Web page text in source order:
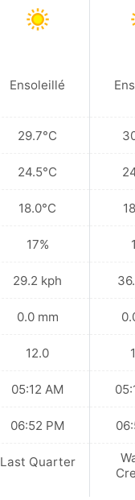
Ensoleillé
29.7°C
24.5°C
18.0°C
17%
29.2 kph
0.0 mm
12.0
05:12 AM
06:52 PM
Last Quarter